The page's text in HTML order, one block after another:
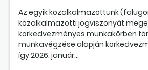
Az egyik közalkalmazottunk
közalkalmazotti jogviszonyát
korkedvezményes munkakörben
munkavégzése alapján
így 2026. január...